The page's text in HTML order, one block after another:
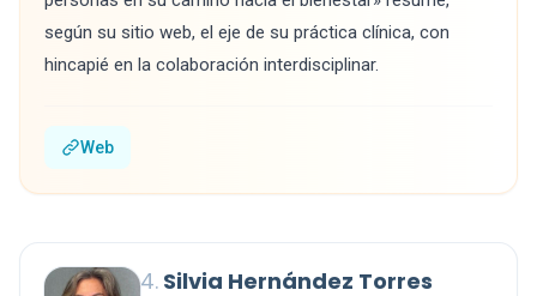
según su sitio web, el eje de su práctica clínica, con
hincapié en la colaboración interdisciplinar.
Web
4. Silvia Hernández Torres